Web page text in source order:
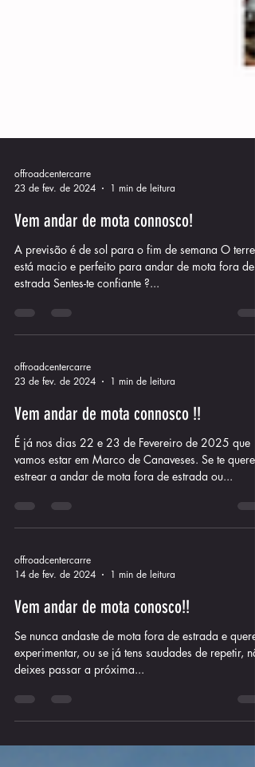
offroadcentercarre
23 de fev. de 2024
1 min de leitura
Vem andar de mota connosco!
A previsão é de sol para o fim de semana O
estrada Sentes-te confiante ?...
offroadcentercarre
23 de fev. de 2024
1 min de leitura
Vem andar de mota connosco !!
É já nos dias 22 e 23 de Fevereiro de 2025 que
estrear a andar de mota fora de estrada ou...
offroadcentercarre
14 de fev. de 2024
1 min de leitura
Vem andar de mota conosco!!
Se nunca andaste de mota fora de estrada e queres
deixes passar a próxima...